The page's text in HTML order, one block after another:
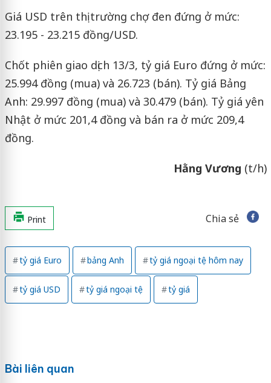
Giá USD trên thị trường chợ đen đứng ở mức:
23.195 - 23.215 đồng/USD.
Chốt phiên giao dịch 13/3, tỷ giá Euro đứng ở mức:
25.994 đồng (mua) và 26.723 (bán). Tỷ giá Bảng
Anh: 29.997 đồng (mua) và 30.479 (bán). Tỷ giá yên
Nhật ở mức 201,4 đồng và bán ra ở mức 209,4
đồng.
Hằng Vương (t/h)
Print Chia sẻ
tỷ giá Euro bảng Anh tỷ giá ngoại tệ hôm nay
tỷ giá USD tỷ giá ngoại tệ tỷ giá
Bài liên quan